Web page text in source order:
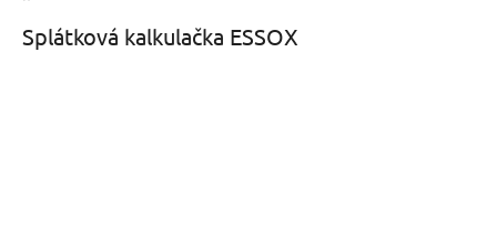
Splátková kalkulačka ESSOX